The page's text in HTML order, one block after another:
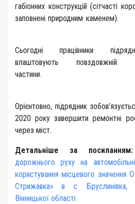
габіонних конструкцій (сітчасті
заповнені
Сьогодні працівники
влаштовують повздовжній
Орієнтовно, підрядник
2020 року завершити ремонтні
через міст.
Детальніше за посиланням:
дорожнього руху на
користування місцевого значення
Стрижавка» в с. Бруслинівка,
Вінницької області